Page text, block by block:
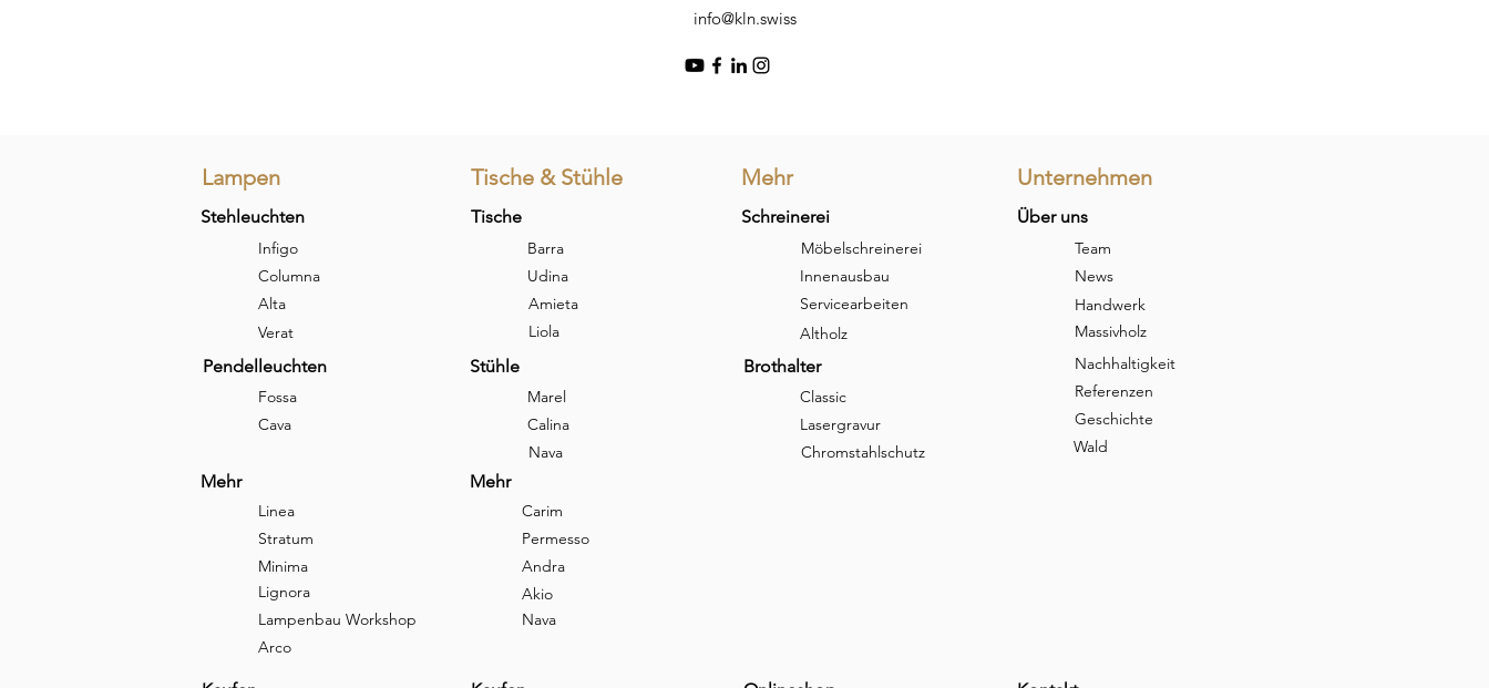
info@kln.swiss
Lampen
Stehleuchten
Infigo
Columna
Alta
Pendelleuchten
Fossa
Cava
Mehr
Linea
Stratum
Minima
Lignora
Lampenbau Workshop
Tische & Stühle Mehr
Tische
Barra
Udina
Amieta
Liola
Stühle
Marel
Calina
Nava
Schreinerei
Möbelschreinerei
Innenausbau
Servicearbeiten
Altholz
Brothalter
Classic
Lasergravur
Chromstahlschutz
Unternehmen
Über uns
Team
News
Handwerk
Massivholz
Nachhaltigkeit
Referenzen
Geschichte
Wald
Mehr
Carim
Permesso
Andra
Akio
Nava
Arco
Verat